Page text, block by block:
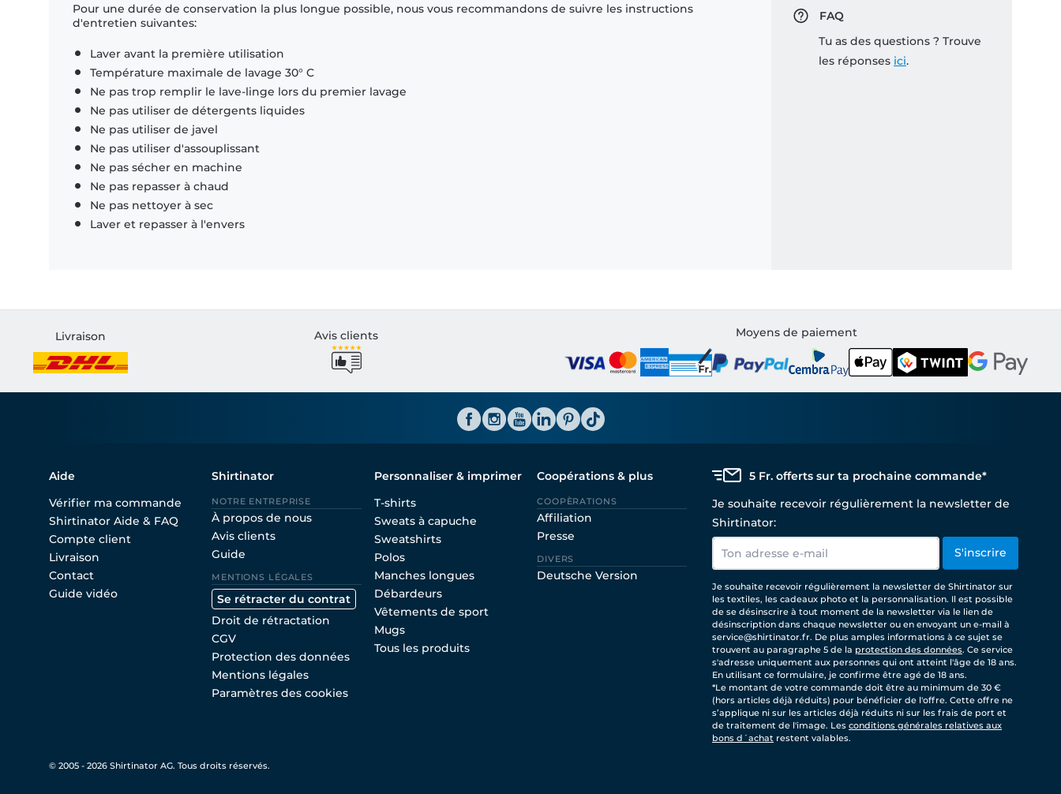
Pour une durée de conservation la plus longue possible, nous vous recommandons de suivre les instructions
d'entretien suivantes:
Laver avant la première utilisation
Température maximale de lavage 30° C
Ne pas trop remplir le lave-linge lors du premier lavage
Ne pas utiliser de détergents liquides
Ne pas utiliser de javel
Ne pas utiliser d'assouplissant
Ne pas sécher en machine
Ne pas repasser à chaud
Ne pas nettoyer à sec
Laver et repasser à l'envers
FAQ
Tu as des questions ? Trouve
les réponses ici.
Livraison Avis clients Moyens de paiement
Aide
Vérifier ma commande
Shirtinator Aide & FAQ
Compte client
Livraison
Contact
Guide vidéo
Shirtinator
NOTRE ENTREPRISE
À propos de nous
Avis clients
Guide
MENTIONS LÉGALES
Se rétracter du contrat
Droit de rétractation
CGV
Protection des données
Mentions légales
Paramètres des cookies
Personnaliser & imprimer
T-shirts
Sweats à capuche
Sweatshirts
Polos
Manches longues
Débardeurs
Vêtements de sport
Mugs
Tous les produits
Coopérations & plus
COOPÈRATIONS
Affiliation
Presse
DIVERS
Deutsche Version
5 Fr. offerts sur ta prochaine commande*
Je souhaite recevoir régulièrement la newsletter de
Shirtinator:
S'inscrire
Je souhaite recevoir régulièrement la newsletter de Shirtinator sur
les textiles, les cadeaux photo et la personnalisation. Il est possible
de se désinscrire à tout moment de la newsletter via le lien de
désinscription dans chaque newsletter ou en envoyant un e-mail à
service@shirtinator.fr. De plus amples informations à ce sujet se
trouvent au paragraphe 5 de la protection des données. Ce service
s'adresse uniquement aux personnes qui ont atteint l'âge de 18 ans.
En utilisant ce formulaire, je confirme être agé de 18 ans.
*Le montant de votre commande doit être au minimum de 30 €
(hors articles déjà réduits) pour bénéficier de l'offre. Cette offre ne
s’applique ni sur les articles déjà réduits ni sur les frais de port et
de traitement de l'image. Les conditions générales relatives aux
bons d´achat restent valables.
© 2005 - 2026 Shirtinator AG. Tous droits réservés.